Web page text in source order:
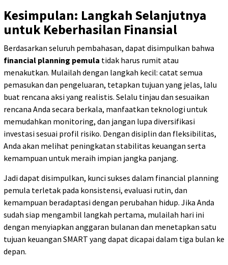
Kesimpulan: Langkah Selanjutnya
untuk Keberhasilan Finansial
Berdasarkan seluruh pembahasan, dapat disimpulkan bahwa
financial planning pemula tidak harus rumit atau
menakutkan. Mulailah dengan langkah kecil: catat semua
pemasukan dan pengeluaran, tetapkan tujuan yang jelas, lalu
buat rencana aksi yang realistis. Selalu tinjau dan sesuaikan
rencana Anda secara berkala, manfaatkan teknologi untuk
memudahkan monitoring, dan jangan lupa diversifikasi
investasi sesuai profil risiko. Dengan disiplin dan fleksibilitas,
Anda akan melihat peningkatan stabilitas keuangan serta
kemampuan untuk meraih impian jangka panjang.
Jadi dapat disimpulkan, kunci sukses dalam financial planning
pemula terletak pada konsistensi, evaluasi rutin, dan
kemampuan beradaptasi dengan perubahan hidup. Jika Anda
sudah siap mengambil langkah pertama, mulailah hari ini
dengan menyiapkan anggaran bulanan dan menetapkan satu
tujuan keuangan SMART yang dapat dicapai dalam tiga bulan ke
depan.